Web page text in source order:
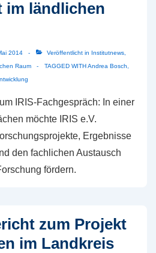
im ländlichen
2014 Veröffentlicht in Institutnews
Raum
TAGGED WITHAndrea Bosch
IRIS-Fachgespräch: In einer
möchte IRIS e.V.
Ergebnisse
den fachlichen Austausch
fördern.
zum Projekt
im Landkreis